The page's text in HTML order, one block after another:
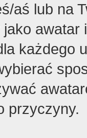
aś lub na
każdego
przyczyny.